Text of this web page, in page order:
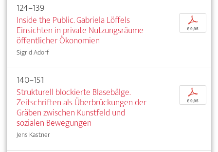
124–139
Inside the Public. Gabriela Löffels
Einsichten in private Nutzungsräume
öffentlicher Ökonomien
Sigrid Adorf
p
€ 9,95
140–151
Strukturell blockierte Blasebälge.
Zeitschriften als Überbrückungen der
Gräben zwischen Kunstfeld und
sozialen Bewegungen
Jens Kastner
p
€ 9,95